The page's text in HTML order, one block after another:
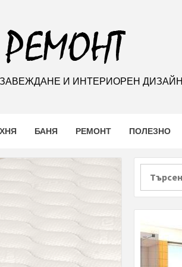
И ИНТЕРИОРЕН ДИЗАЙН
БАНЯ РЕМОНТ ПОЛЕЗНО